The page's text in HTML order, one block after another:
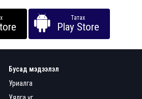
Татах
Play Store
Бусад мэдээлэл
Уриалга